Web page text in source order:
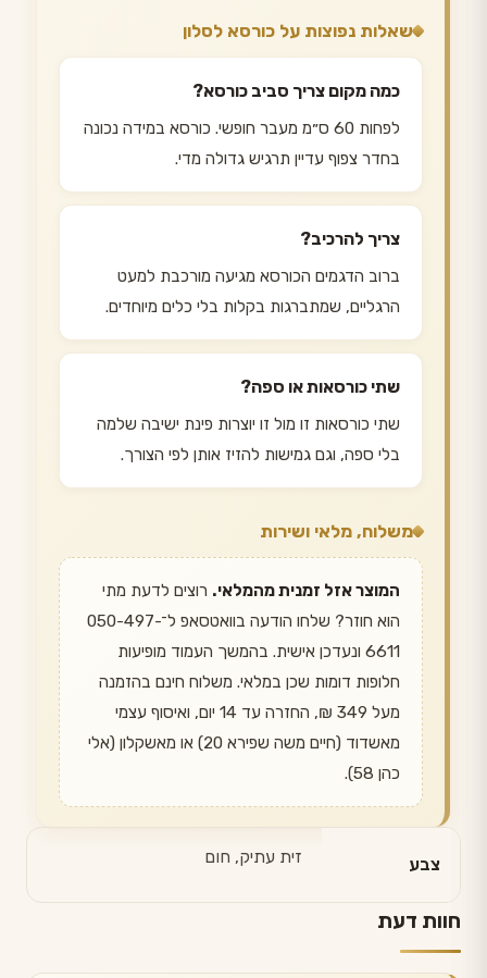
שאלות נפוצות על כורסא לסלון
כמה מקום צריך סביב כורסא?
לפחות 60 ס״מ מעבר חופשי. כורסא במידה נכונה
בחדר צפוף עדיין תרגיש גדולה מדי.
צריך להרכיב?
ברוב הדגמים הכורסא מגיעה מורכבת למעט
הרגליים, שמתברגות בקלות בלי כלים מיוחדים.
שתי כורסאות או ספה?
שתי כורסאות זו מול זו יוצרות פינת ישיבה שלמה
בלי ספה, וגם גמישות להזיז אותן לפי הצורך.
משלוח, מלאי ושירות
המוצר אזל זמנית מהמלאי. רוצים לדעת מתי
הוא חוזר? שלחו הודעה בוואטסאפ ל־050-497-
6611 ונעדכן אישית. בהמשך העמוד מופיעות
חלופות דומות שכן במלאי. משלוח חינם בהזמנה
מעל 349 ₪, החזרה עד 14 יום, ואיסוף עצמי
מאשדוד (חיים משה שפירא 20) או מאשקלון (אלי
כהן 58).
צבע זית עתיק, חום
חוות דעת